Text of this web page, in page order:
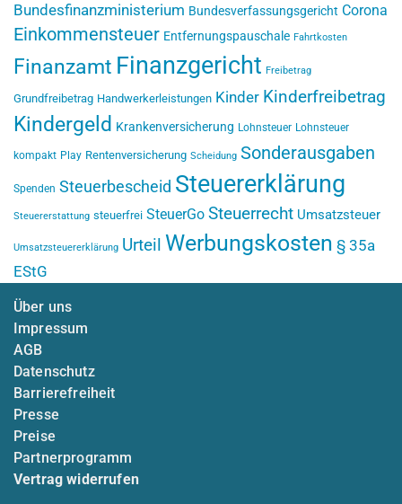
Bundesfinanzministerium Bundesverfassungsgericht Corona
Einkommensteuer Entfernungspauschale Fahrtkosten
Finanzamt Finanzgericht Freibetrag
Grundfreibetrag Handwerkerleistungen Kinder Kinderfreibetrag
Kindergeld Krankenversicherung Lohnsteuer Lohnsteuer
kompakt Play Rentenversicherung Scheidung Sonderausgaben
Spenden Steuerbescheid Steuererklärung
Steuererstattung steuerfrei SteuerGo Steuerrecht Umsatzsteuer
Umsatzsteuererklärung Urteil Werbungskosten § 35a
EStG
Über uns
Impressum
AGB
Datenschutz
Barrierefreiheit
Presse
Preise
Partnerprogramm
Vertrag widerrufen